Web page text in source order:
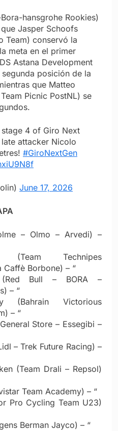
hansgrohe Rookies)
Jasper Schoofs
Team) conservó la
meta en el primer
Astana Development
posición de la
que Matteo
Picnic PostNL) se
4 of Giro Next
attacker Nicolo
#GiroNextGen
June 17, 2026
– Olmo – Arvedi) –
Technipes
Caffè Borbone) – “
(Red Bull – BORA –
– “
(Bahrain Victorious
– “
Store – Essegibi –
– Trek Future Racing) –
(Team Drali – Repsol)
Team Academy) – “
Pro Cycling Team U23)
Berman Jayco) – “